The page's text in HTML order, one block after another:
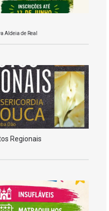
Aldeia de Real
Regionais